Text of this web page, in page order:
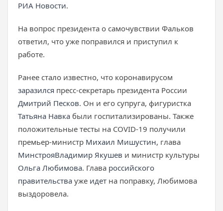
РИА Новости.
На вопрос президента о самочувствии Фальков
ответил, что уже поправился и приступил к
работе.
Ранее стало известно, что коронавирусом
заразился пресс-секретарь президента России
Дмитрий Песков. Он и его супруга, фигуристка
Татьяна Навка были госпитализированы. Также
положительные тесты на COVID-19 получили
премьер-министр Михаил Мишустин, глава
МинстрояВладимир Якушев и министр культуры
Ольга Любимова. Глава российского
правительства уже идет на поправку, Любимова
выздоровела.